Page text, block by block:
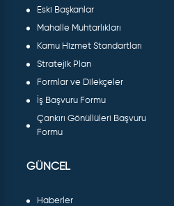
Eski Başkanlar
Mahalle Muhtarlıkları
Kamu Hizmet Standartları
Stratejik Plan
Formlar ve Dilekçeler
İş Başvuru Formu
Çankırı Gönüllüleri Başvuru
Formu
GÜNCEL
Haberler